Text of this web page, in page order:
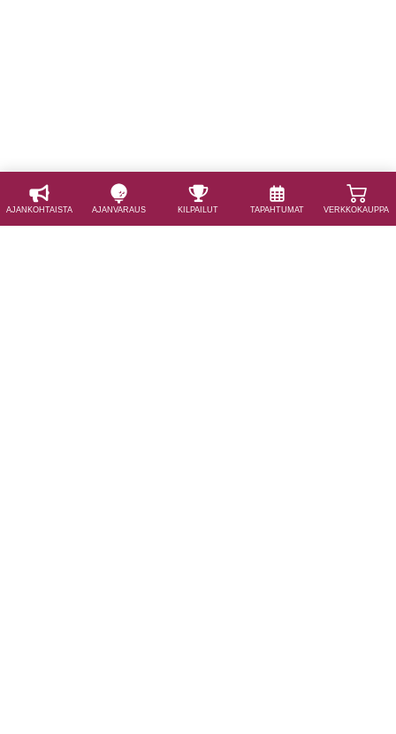
AJAN­KOHTAISTA AJAN­VARAUS KILPAILUT TAPAHTUMAT VERKKOKAUPPA